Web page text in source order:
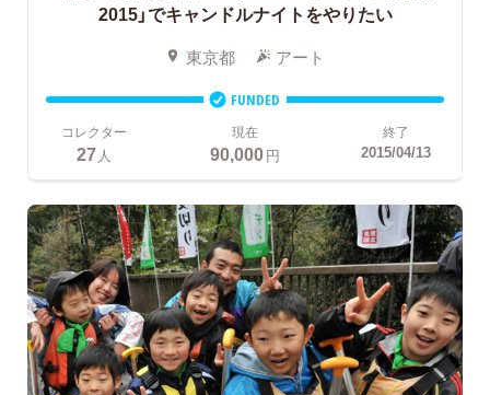
2015」でキャンドルナイトをやりたい
東京都 アート
FUNDED
コレクター
27人
現在
90,000円
終了
2015/04/13